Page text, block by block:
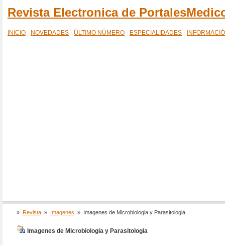
Revista Electronica de
INICIO - NOVEDADES - ÚLTIMO NÚMERO - ESPECIALIDADES -
» Revista » Imagenes » Imagenes de Microbiologia y Parasitologia
Imagenes de Microbiologia y Parasitologia